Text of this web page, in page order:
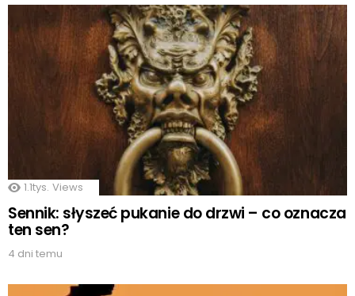
1.1tys. Views
Sennik: słyszeć pukanie do drzwi – co oznacza
ten sen?
4 dni temu